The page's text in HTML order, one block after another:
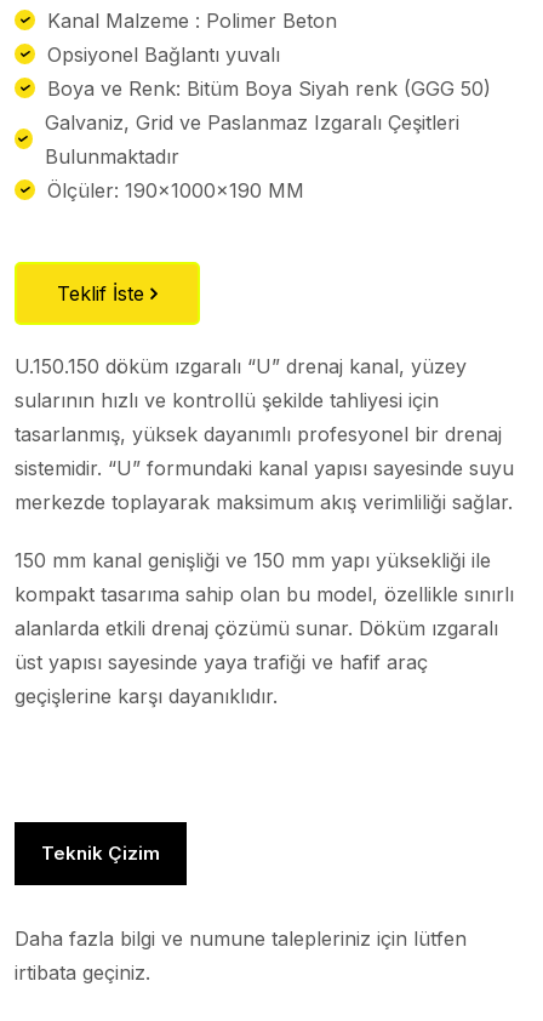
Kanal Malzeme : Polimer Beton
Opsiyonel Bağlantı yuvalı
Boya ve Renk: Bitüm Boya Siyah renk (GGG 50)
Galvaniz, Grid ve Paslanmaz Izgaralı Çeşitleri
Bulunmaktadır
Ölçüler: 190x1000x190 MM
Teklif İste
U.150.150 döküm ızgaralı “U” drenaj kanal, yüzey
sularının hızlı ve kontrollü şekilde tahliyesi için
tasarlanmış, yüksek dayanımlı profesyonel bir drenaj
sistemidir. “U” formundaki kanal yapısı sayesinde suyu
merkezde toplayarak maksimum akış verimliliği sağlar.
150 mm kanal genişliği ve 150 mm yapı yüksekliği ile
kompakt tasarıma sahip olan bu model, özellikle sınırlı
alanlarda etkili drenaj çözümü sunar. Döküm ızgaralı
üst yapısı sayesinde yaya trafiği ve hafif araç
geçişlerine karşı dayanıklıdır.
Teknik Çizim
Daha fazla bilgi ve numune talepleriniz için lütfen
irtibata geçiniz.